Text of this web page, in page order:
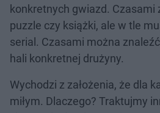
konkretnych gwiazd. Czasami
puzzle czy książki, ale w tle
serial. Czasami można
hali konkretnej drużyny.
Wychodzi z założenia, że dla
miłym. Dlaczego? Traktujmy